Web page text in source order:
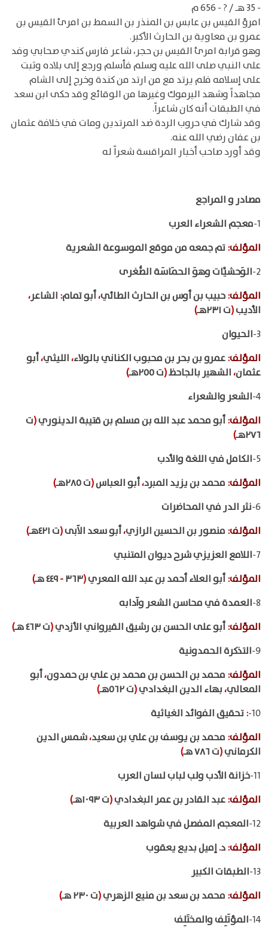
- 35 هـ / ? - 656 م
امرؤ القيس بن عابس بن المنذر بن السمط بن امرئ القيس بن
عمرو بن معاوية بن الحارث الأكبر.
وهو قرابة امرئ القيس بن حجر، شاعر فارس كندي صحابي وفد
على النبي صلى الله عليه وسلم فأسلم ورجع إلى بلاده وثبت
على إسلامه فلم يرتد مع من ارتد من كندة وخرج إلى الشام
مجاهداً وشهد اليرموك وغيرها من الوقائع وقد حكى ابن سعد
في الطبقات أنه كان شاعراً.
وقد شارك في حروب الردة ضد المرتدين ومات في خلافة عثمان
بن عفان رضي الله عنه.
وقد أورد صاحب أخبار المراقسة شعراً له
مصادر و المراجع
1- معجم الشعراء العرب
المؤلف:تم جمعه من موقع الموسوعة الشعرية
2- الوَحشيَّات وهوَ الحمَاسَة الصُّغرى
المؤلف:حبيب بن أوس بن الحارث الطائي،أبو تمام: الشاعر،
الأديب(ت ٢٣١هـ
)
3- الحيوان
المؤلف:عمرو بن بحر بن محبوب الكناني بالولاء،الليثي،أبو
عثمان،الشهير بالجاحظ(ت ٢٥٥هـ
)
4- الشعر والشعراء
المؤلف:أبو محمد عبد الله بن مسلم بن قتيبة الدينوري(ت
٢٧٦هـ
)
5- الكامل في اللغة والأدب
المؤلف: محمد بن يزيد المبرد،أبو العباس(ت ٢٨٥هـ
)
6- نثر الدر في المحاضرات
المؤلف: منصور بن الحسين الرازي،أبو سعد الآبى(ت ٤٢١هـ
)
7- اللامع العزيزي شرح ديوان المتنبي
المؤلف:أبو العلاء أحمد بن عبد الله المعري(٣٦٣-
)
8- العمدة في محاسن الشعر وآدابه
المؤلف:أبو على الحسن بن رشيق القيرواني الأزدي(ت ٤٦٣ هـ
)
9- التذكرة الحمدونية
المؤلف: محمد بن الحسن بن محمد بن علي بن حمدون،أبو
المعالي،بهاء الدين البغدادي(ت ٥٦٢هـ
)
10-
:تحقيق الفوائد الغياثية
المؤلف: محمد بن يوسف بن علي بن سعيد،شمس الدين
الكرماني(ت ٧٨٦ هـ
)
11- خزانة الأدب ولب لباب لسان العرب
المؤلف:عبد القادر بن عمر البغدادي(ت ١٠٩٣هـ
)
12- المعجم المفصل في شواهد العربية
المؤلف:د.إميل بديع يعقوب
13- الطبقات الكبير
المؤلف: محمد بن سعد بن منيع الزهري(ت ٢٣٠ هـ
)
14- المؤتَلِف والمختَلِف